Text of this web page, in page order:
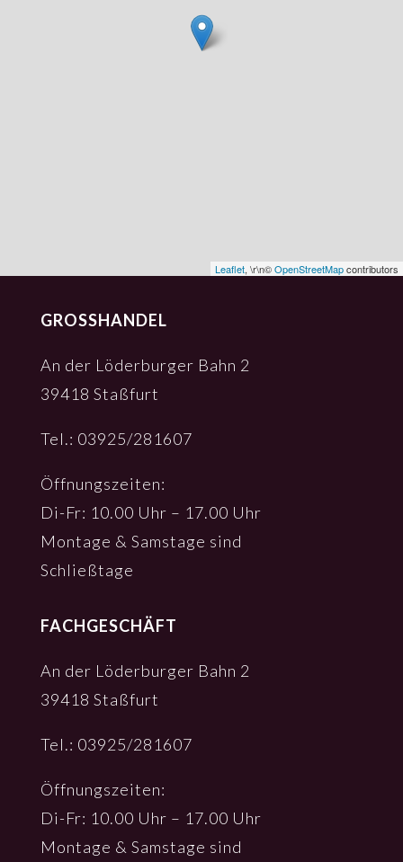
Leaflet, \r\n©OpenStreetMapcontributors
GROSSHANDEL
An der Löder­bur­ger Bahn 2
39418 Staß­furt
Tel.: 03925/281607
Öffnungs­zei­ten:
Di-Fr: 10.00 Uhr – 17.00 Uhr
Monta­ge & Sams­ta­ge sind
Schließ­ta­ge
FACHGESCHÄFT
An der Löder­bur­ger Bahn 2
39418 Staß­furt
Tel.: 03925/281607
Öffnungs­zei­ten:
Di-Fr: 10.00 Uhr – 17.00 Uhr
Monta­ge & Sams­ta­ge sind